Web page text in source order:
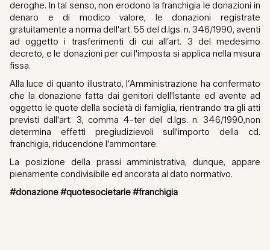
deroghe. In tal senso, non erodono la franchigia le donazioni in
denaro e di modico valore, le donazioni registrate
gratuitamente a norma dell'art. 55 del d.lgs. n. 346/1990, aventi
ad oggetto i trasferimenti di cui all’art. 3 del medesimo
decreto, e le donazioni per cui l'imposta si applica nella misura
fissa.
Alla luce di quanto illustrato, l’Amministrazione ha confermato
che la donazione fatta dai genitori dell'Istante ed avente ad
oggetto le quote della società di famiglia, rientrando tra gli atti
previsti dall'art. 3, comma 4-ter del d.lgs. n. 346/1990,non
determina effetti pregiudizievoli sull'importo della cd.
franchigia, riducendone l'ammontare.
La posizione della prassi amministrativa, dunque, appare
pienamente condivisibile ed ancorata al dato normativo.
#donazione #quotesocietarie #franchigia